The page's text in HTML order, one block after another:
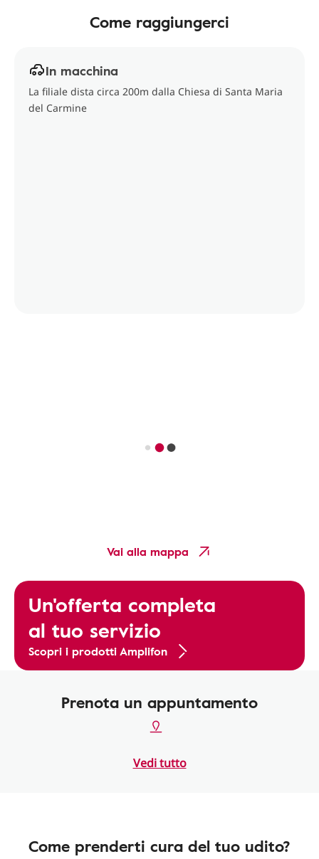
Come raggiungerci
In macchina
La filiale dista circa 200m dalla Chiesa di Santa Maria
del Carmine
Vai alla mappa
Un'offerta completa
al tuo servizio
Scopri i prodotti Amplifon
Prenota un appuntamento
Vedi tutto
Come prenderti cura del tuo udito?